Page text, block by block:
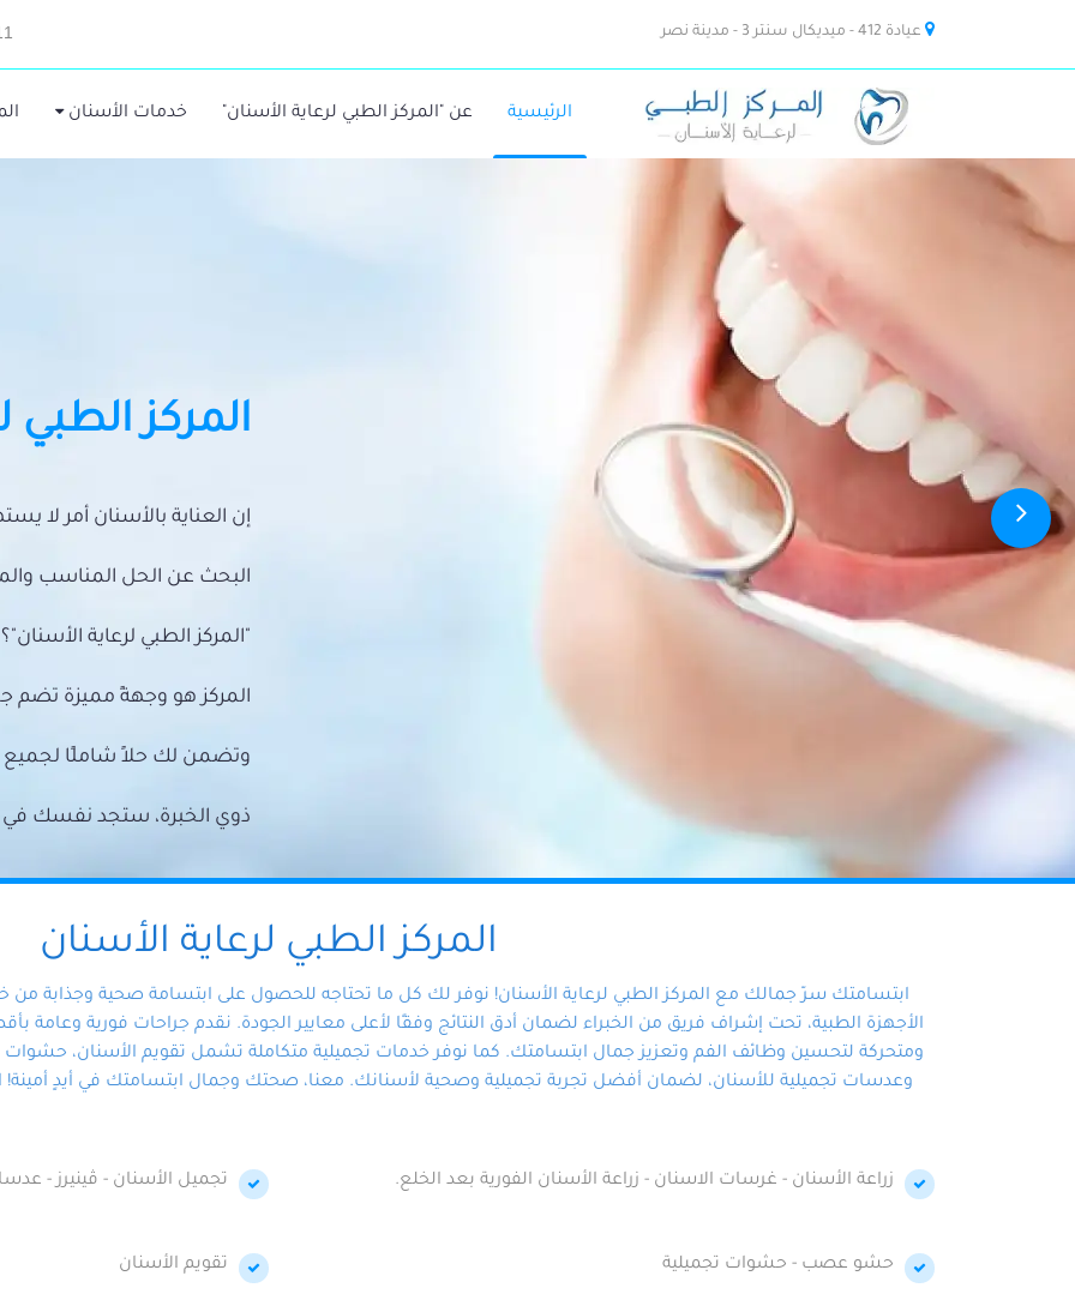
عيادة 412 - ميديكال سنتر 3 - مدينة نصر
الرئيسية عن "المركز الطبي لرعاية الأسنان" خدمات الأسنان
المركز الطبي
إن العناية بالأسنان أمر لا
البحث عن الحل المناسب
"المركز الطبي لرعاية الأسنان"؟
المركز هو وجهةً مميزة تضم
وتضمن لك حلاً شاملًا
ذوي الخبرة، ستجد نفسك في
المركز الطبي لرعاية الأسنان
ابتسامتك سرّ جمالك مع المركز الطبي لرعاية الأسنان! نوفر لك كل ما تحتاجه للحصول على ابتسامة صحية وجذابة
الأجهزة الطبية، تحت إشراف فريق من الخبراء لضمان أدق النتائج وفقًا لأعلى معايير الجودة. نقدم جراحات فورية وعامة
ومتحركة لتحسين وظائف الفم وتعزيز جمال ابتسامتك. كما نوفر خدمات تجميلية متكاملة تشمل تقويم الأسنان، حشوات
وعدسات تجميلية للأسنان، لضمان أفضل تجربة تجميلية وصحية لأسنانك. معنا، صحتك وجمال ابتسامتك في أيدٍ أمينة!
زراعة الأسنان - غرسات الاسنان - زراعة الأسنان الفورية بعد الخلع. تجميل الأسنان - ڤينيرز -
حشو عصب - حشوات تجميلية تقويم الأسنان